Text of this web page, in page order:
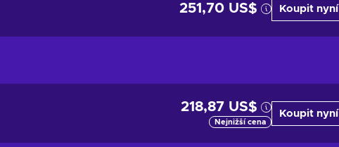
251,70 US$ Koupit nyní
218,87 US$
Nejnižší cena
Koupit nyní